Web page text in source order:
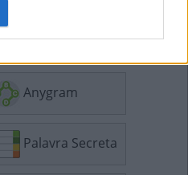
Tangle
Anygram
Palavra Secreta